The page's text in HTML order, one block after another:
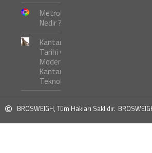
Metroloji
Nedir ?
Kantar
Tarihi ve
Modern
Kantar
Teknolojileri
BROSWEIGH, Tüm Hakları Saklıdır.